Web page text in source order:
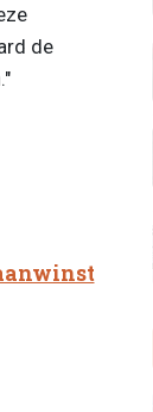
de